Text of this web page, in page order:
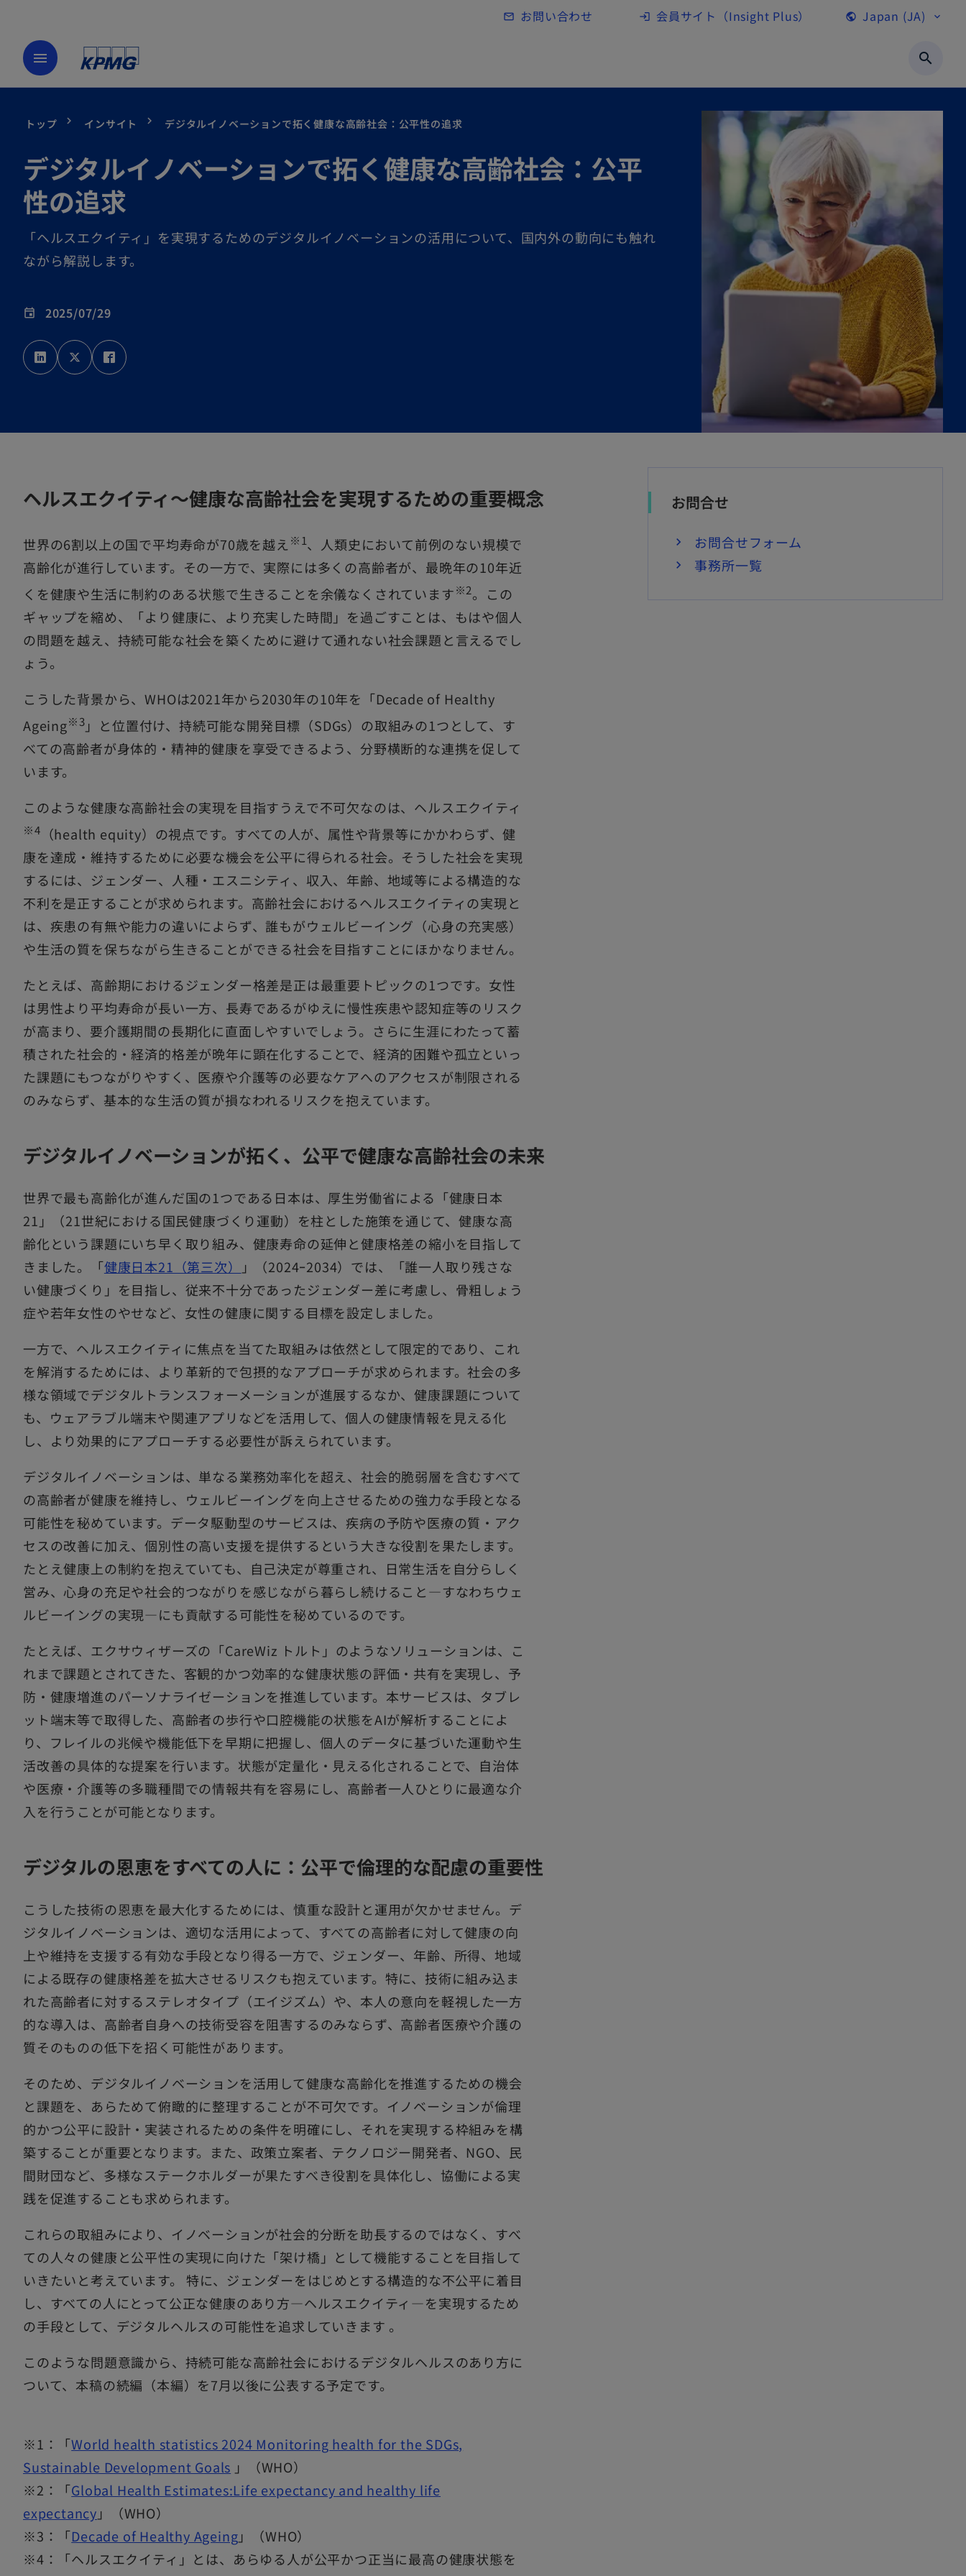
Skip to main content
mail_outline お問い合わせ login 会員サイト（Insight Plus）
新
開
public Japan (JA) expand_more
menu search
トップ インサイト デジタルイノベーションで拓く健康な高齢社会：公平性の追求
デジタルイノベーションで拓く健康な高齢社会：公平
性の追求
「ヘルスエクイティ」を実現するためのデジタルイノベーションの活用について、国内外の動向にも触れ
ながら解説します。
event 2025/07/29
新
し
新
し
ヘルスエクイティ～健康な高齢社会を実現するための重要概念
世界の6割以上の国で平均寿命が70歳を越え ※1、人類史において前例のない規模で
高齢化が進行しています。その一方で、実際には多くの高齢者が、最晩年の10年近
くを健康や生活に制約のある状態で生きることを余儀なくされています※2。この
ギャップを縮め、「より健康に、より充実した時間」を過ごすことは、もはや個人
の問題を越え、持続可能な社会を築くために避けて通れない社会課題と言えるでし
ょう。
こうした背景から、WHOは2021年から2030年の10年を「Decade of Healthy
Ageing※3 」と位置付け、持続可能な開発目標（SDGs）の取組みの1つとして、す
べての高齢者が身体的・精神的健康を享受できるよう、分野横断的な連携を促して
います。
このような健康な高齢社会の実現を目指すうえで不可欠なのは、ヘルスエクイティ
※4
（health equity）の視点です。すべての人が、属性や背景等にかかわらず、健
康を達成・維持するために必要な機会を公平に得られる社会。そうした社会を実現
するには、ジェンダー、人種・エスニシティ、収入、年齢、地域等による構造的な
不利を是正することが求められます。高齢社会におけるヘルスエクイティの実現と
は、疾患の有無や能力の違いによらず、誰もがウェルビーイング（心身の充実感）
や生活の質を保ちながら生きることができる社会を目指すことにほかなりません。
たとえば、高齢期におけるジェンダー格差是正は最重要トピックの1つです。女性
は男性より平均寿命が長い一方、長寿であるがゆえに慢性疾患や認知症等のリスク
が高まり、要介護期間の長期化に直面しやすいでしょう。さらに生涯にわたって蓄
積された社会的・経済的格差が晩年に顕在化することで、経済的困難や孤立といっ
た課題にもつながりやすく、医療や介護等の必要なケアへのアクセスが制限される
のみならず、基本的な生活の質が損なわれるリスクを抱えています。
デジタルイノベーションが拓く、公平で健康な高齢社会の未来
世界で最も高齢化が進んだ国の1つである日本は、厚生労働省による「健康日本
21」（21世紀における国民健康づくり運動）を柱とした施策を通じて、健康な高
齢化という課題にいち早く取り組み、健康寿命の延伸と健康格差の縮小を目指して
きました。「健康日本21（第三次）
」（2024ｰ2034）では、「誰一人取り残さな
い健康づくり」を目指し、従来不十分であったジェンダー差に考慮し、骨粗しょう
症や若年女性のやせなど、女性の健康に関する目標を設定しました。
一方で、ヘルスエクイティに焦点を当てた取組みは依然として限定的であり、これ
を解消するためには、より革新的で包摂的なアプローチが求められます。社会の多
様な領域でデジタルトランスフォーメーションが進展するなか、健康課題について
も、ウェアラブル端末や関連アプリなどを活用して、個人の健康情報を見える化
し、より効果的にアプローチする必要性が訴えられています。
デジタルイノベーションは、単なる業務効率化を超え、社会的脆弱層を含むすべて
の高齢者が健康を維持し、ウェルビーイングを向上させるための強力な手段となる
可能性を秘めています。データ駆動型のサービスは、疾病の予防や医療の質・アク
セスの改善に加え、個別性の高い支援を提供するという大きな役割を果たします。
たとえ健康上の制約を抱えていても、自己決定が尊重され、日常生活を自分らしく
営み、心身の充足や社会的つながりを感じながら暮らし続けること―すなわちウェ
ルビーイングの実現―にも貢献する可能性を秘めているのです。
たとえば、エクサウィザーズの「CareWiz トルト」のようなソリューションは、こ
れまで課題とされてきた、客観的かつ効率的な健康状態の評価・共有を実現し、予
防・健康増進のパーソナライゼーションを推進しています。本サービスは、タブレ
ット端末等で取得した、高齢者の歩行や口腔機能の状態をAIが解析することによ
り、フレイルの兆候や機能低下を早期に把握し、個人のデータに基づいた運動や生
活改善の具体的な提案を行います。状態が定量化・見える化されることで、自治体
や医療・介護等の多職種間での情報共有を容易にし、高齢者一人ひとりに最適な介
入を行うことが可能となります。
デジタルの恩恵をすべての人に：公平で倫理的な配慮の重要性
こうした技術の恩恵を最大化するためには、慎重な設計と運用が欠かせません。デ
ジタルイノベーションは、適切な活用によって、すべての高齢者に対して健康の向
上や維持を支援する有効な手段となり得る一方で、ジェンダー、年齢、所得、地域
による既存の健康格差を拡大させるリスクも抱えています。特に、技術に組み込ま
れた高齢者に対するステレオタイプ（エイジズム）や、本人の意向を軽視した一方
的な導入は、高齢者自身への技術受容を阻害するのみならず、高齢者医療や介護の
質そのものの低下を招く可能性があります。
そのため、デジタルイノベーションを活用して健康な高齢化を推進するための機会
と課題を、あらためて俯瞰的に整理することが不可欠です。イノベーションが倫理
的かつ公平に設計・実装されるための条件を明確にし、それを実現する枠組みを構
築することが重要となります。また、政策立案者、テクノロジー開発者、NGO、民
間財団など、多様なステークホルダーが果たすべき役割を具体化し、協働による実
践を促進することも求められます。
これらの取組みにより、イノベーションが社会的分断を助長するのではなく、すべ
ての人々の健康と公平性の実現に向けた「架け橋」として機能することを目指して
いきたいと考えています。 特に、ジェンダーをはじめとする構造的な不公平に着目
し、すべての人にとって公正な健康のあり方―ヘルスエクイティ―を実現するため
の手段として、デジタルヘルスの可能性を追求していきます 。
このような問題意識から、持続可能な高齢社会におけるデジタルヘルスのあり方に
ついて、本稿の続編（本編）を7月以後に公表する予定です。
※1：「World health statistics 2024 Monitoring health for the SDGs,
Sustainable Development Goals 」（WHO）
※2：「Global Health Estimates:Life expectancy and healthy life
expectancy 」（WHO）
※3：「Decade of Healthy Ageing」（WHO）
※4：「ヘルスエクイティ」とは、あらゆる人が公平かつ正当に最高の健康状態を
お問合せ
お問合せフォーム
事務所一覧